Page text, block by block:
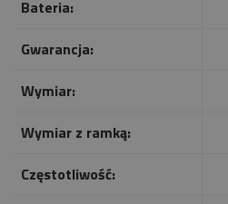
Bateria:
Gwarancja:
Wymiar:
Wymiar z ramką:
Częstotliwość: